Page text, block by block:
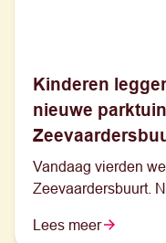
Kinderen
nieuwe
Vandaag vierden
Zeevaardersbuurt.
symbolisch de
Lees meer